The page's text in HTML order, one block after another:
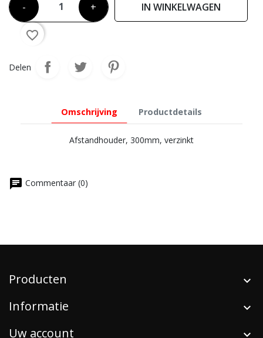
- + IN WINKELWAGEN
favorite_border
Delen
Omschrijving Productdetails
Afstandhouder, 300mm, verzinkt
chat Commentaar (0)
Producten
Informatie
Uw account